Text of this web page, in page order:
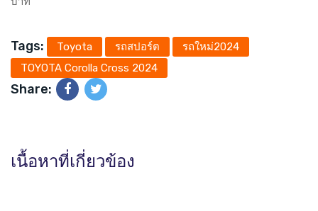
Tags: Toyota รถสปอร์ต
รถใหม่2024
TOYOTA Corolla Cross 2024
Share:
เนื้อหาที่เกี่ยวข้อง